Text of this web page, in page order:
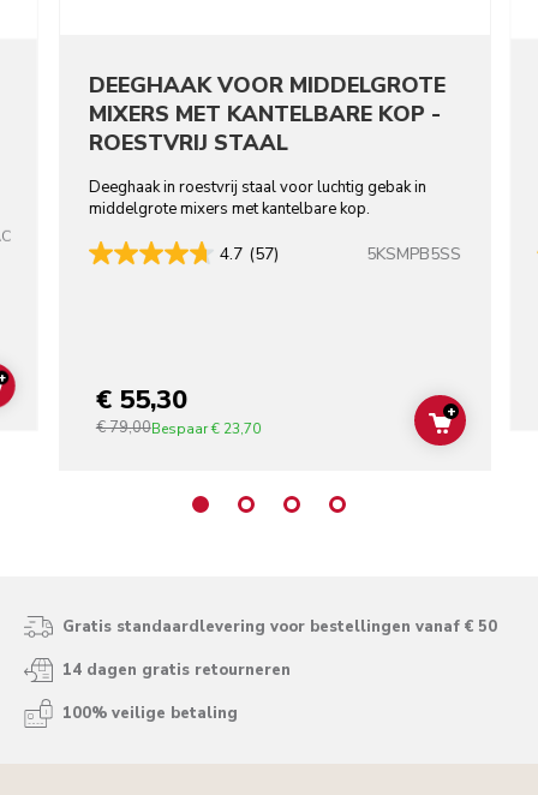
ADD TO CART
DEEGHAAK VOOR MIDDELGROTE
MIXERS MET KANTELBARE KOP -
ROESTVRIJ STAAL
Deeghaak in roestvrij staal voor luchtig gebak in
middelgrote mixers met kantelbare kop.
4.7 (57) 5KSMPB5SS
€ 55,30
€ 79,00Bespaar€ 23,70 ADD TO
+
Gratis standaardlevering voor bestellingen vanaf € 50
14 dagen gratis retourneren
100% veilige betaling